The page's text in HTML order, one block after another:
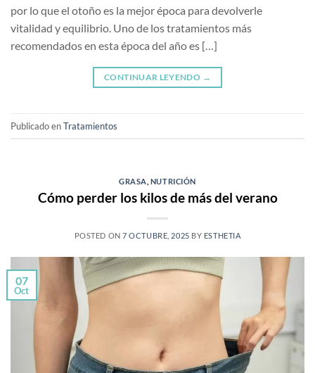
por lo que el otoño es la mejor época para devolverle
vitalidad y equilibrio. Uno de los tratamientos más
recomendados en esta época del año es […]
CONTINUAR LEYENDO →
Publicado enTratamientos
GRASA NUTRICIÓN
Cómo perder los kilos de más del verano
POSTED ON7 OCTUBRE, 2025 BY ESTHETIA
07
Oct